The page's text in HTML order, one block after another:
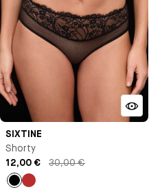
SIXTINE
Shorty
12,00 €
30,00 €
Noir